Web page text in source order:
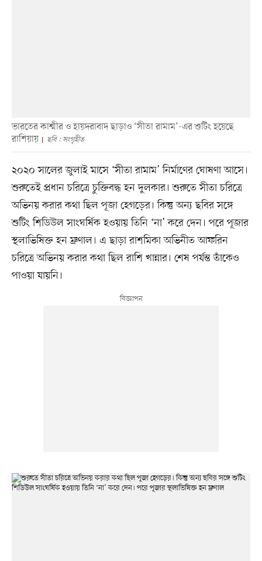
ভারতের কাশ্মীর ও হায়দরাবাদ ছাড়াও ‘সীতা রামাম’-এর শুটিং হয়েছে
রাশিয়ায়
ছবি : সংগৃহীত
২০২০ সালের জুলাই মাসে ‘সীতা রামাম’ নির্মাণের ঘোষণা আসে।
শুরুতেই প্রধান চরিত্রে চুক্তিবদ্ধ হন দুলকার। শুরুতে সীতা চরিত্রে
অভিনয় করার কথা ছিল পূজা হেগড়ের। কিন্তু অন্য ছবির সঙ্গে
শুটিং শিডিউল সাংঘর্ষিক হওয়ায় তিনি ‘না’ করে দেন। পরে পূজার
স্থলাভিষিক্ত হন ম্রুণাল। এ ছাড়া রাশমিকা অভিনীত আফরিন
চরিত্রে অভিনয় করার কথা ছিল রাশি খান্নার। শেষ পর্যন্ত তাঁকেও
পাওয়া যায়নি।